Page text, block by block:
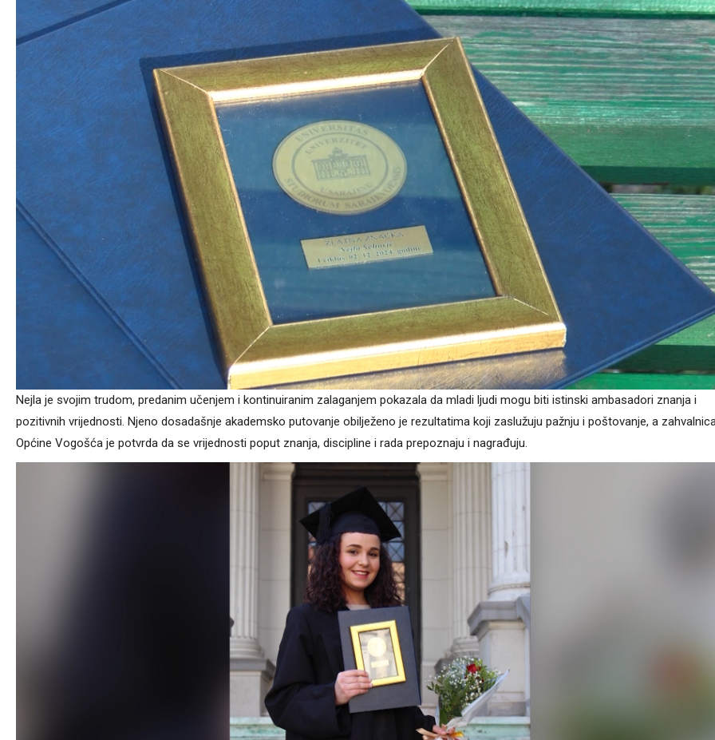
Nejla je svojim trudom, predanim učenjem i kontinuiranim zalaganjem pokazala da mladi ljudi mogu biti istinski ambasadori znanja i
pozitivnih vrijednosti. Njeno dosadašnje akademsko putovanje obilježeno je rezultatima koji zaslužuju pažnju i poštovanje, a
Općine Vogošća je potvrda da se vrijednosti poput znanja, discipline i rada prepoznaju i nagrađuju.